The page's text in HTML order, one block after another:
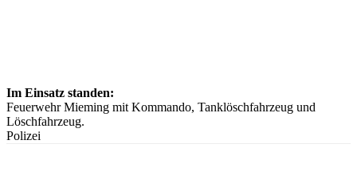
Im Einsatz standen:
Feuerwehr Mieming mit Kommando, Tanklöschfahrzeug und
Löschfahrzeug.
Polizei